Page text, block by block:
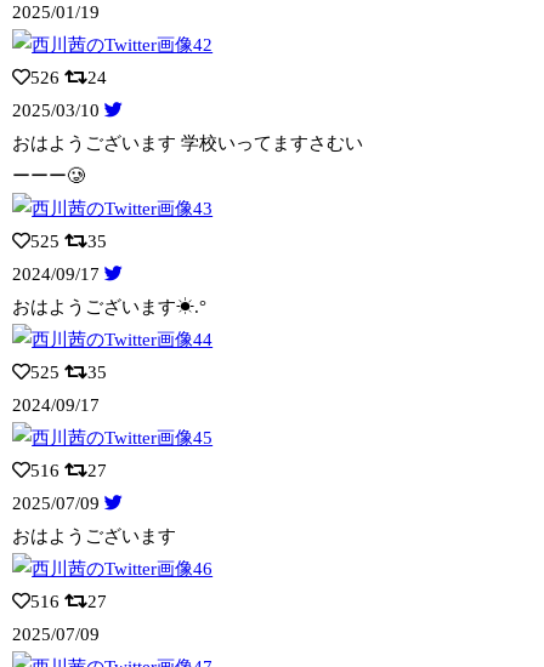
2025/01/19
526
24
2025/03/10
おはようございます 学校いってますさむい
ーーー🥲
525
35
2024/09/17
おはようございます☀︎.°
525
35
2024/09/17
516
27
2025/07/09
おはようございます
516
27
2025/07/09